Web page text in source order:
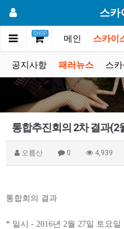
스카
SHOP
메인 스카이
공지사항 패러뉴스 스
통합추진회의 2차 결과(2
오름산 0 4,939
통합회의 결과
* 일시 - 2016년 2월 27일 토요일